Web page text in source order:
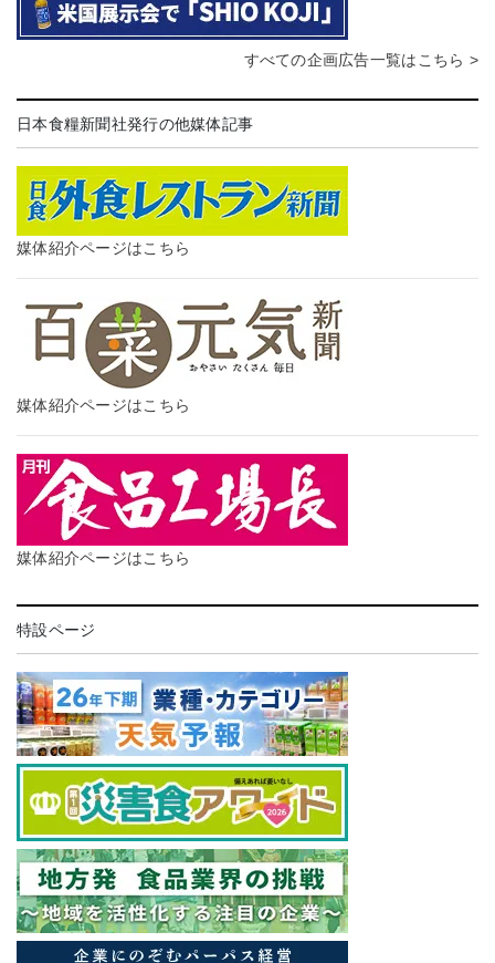
すべての企画広告一覧はこちら >
日本食糧新聞社発行の他媒体記事
媒体紹介ページはこちら
媒体紹介ページはこちら
媒体紹介ページはこちら
特設ページ